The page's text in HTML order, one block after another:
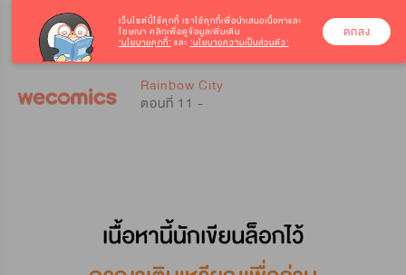
Rainbow City
ตอนที่ 11 -
เว็บไซต์นี้ใช้คุกกี้ เราใช้คุกกี้เพื่อนำเสนอเนื้อหาและ
โฆษณา คลิกเพื่อดูข้อมูลเพิ่มเติม
‘นโยบายคุกกี้’ และ ‘นโยบายความเป็นส่วนตัว’
ตกลง